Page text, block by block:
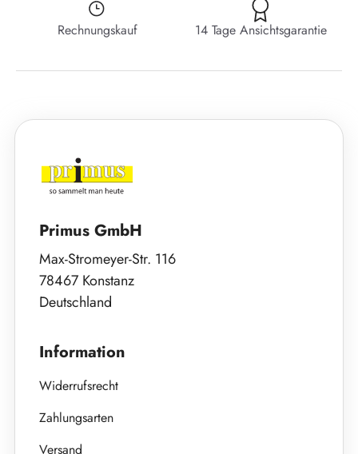
Rechnungskauf 14 Tage Ansichtsgarantie
Primus GmbH
Max-Stromeyer-Str. 116
78467 Konstanz
Deutschland
Information
Widerrufsrecht
Zahlungsarten
Versand